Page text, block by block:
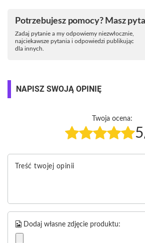
Potrzebujesz pomocy? Masz
Zadaj pytanie a my odpowiemy niezwłocznie,
najciekawsze pytania i odpowiedzi publikując
dla innych.
NAPISZ SWOJĄ OPINIĘ
Twoja ocena:
Treść twojej opinii
Dodaj własne zdjęcie produktu: